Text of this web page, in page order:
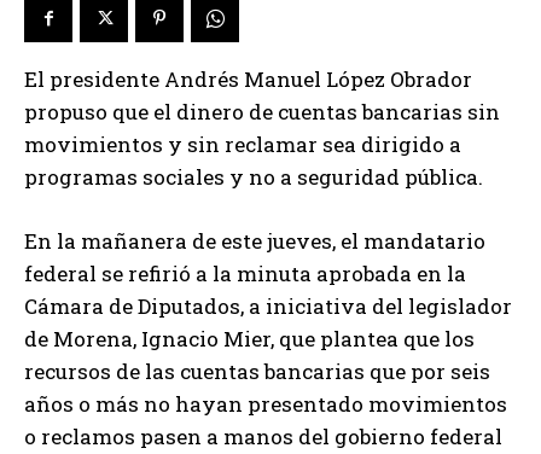
El presidente Andrés Manuel López Obrador
propuso que el dinero de cuentas bancarias sin
movimientos y sin reclamar sea dirigido a
programas sociales y no a seguridad pública.
En la mañanera de este jueves, el mandatario
federal se refirió a la minuta aprobada en la
Cámara de Diputados, a iniciativa del legislador
de Morena, Ignacio Mier, que plantea que los
recursos de las cuentas bancarias que por seis
años o más no hayan presentado movimientos
o reclamos pasen a manos del gobierno federal